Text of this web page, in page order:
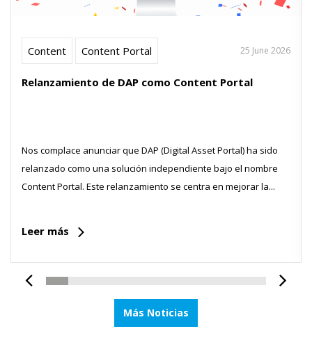
Content Content Portal 25 June 2026
Relanzamiento de DAP como Content Portal
Nos complace anunciar que DAP (Digital Asset Portal) ha sido
relanzado como una solución independiente bajo el nombre
Content Portal. Este relanzamiento se centra en mejorar la...
Leer más
Más Noticias